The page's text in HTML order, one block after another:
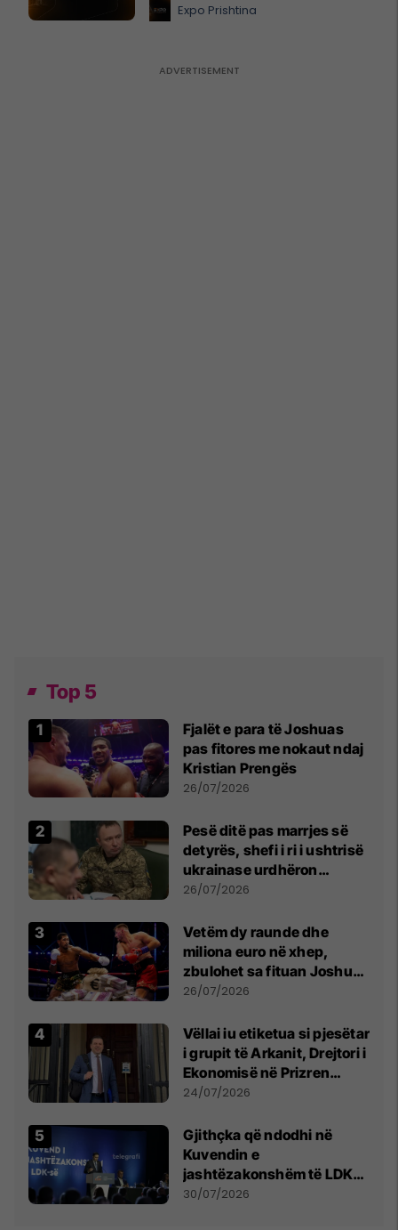
Expo Prishtina
Top 5
Fjalët e para të Joshuas
pas fitores me nokaut ndaj
Kristian Prengës
26/07/2026
Pesë ditë pas marrjes së
detyrës, shefi i ri i ushtrisë
ukrainase urdhëron
kontroll të madh
26/07/2026
Vetëm dy raunde dhe
miliona euro në xhep,
zbulohet sa fituan Joshua
e Prenga
26/07/2026
Vëllai iu etiketua si pjesëtar
i grupit të Arkanit, Drejtori i
Ekonomisë në Prizren
mohon pretendimet
24/07/2026
Gjithçka që ndodhi në
Kuvendin e
jashtëzakonshëm të LDK-
së
30/07/2026